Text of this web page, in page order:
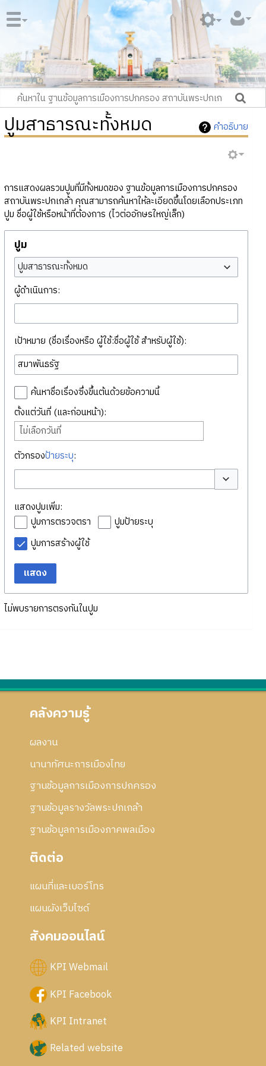
คำอธิบาย
ปูมสาธารณะทั้งหมด
การแสดงผลรวมปูมที่มีทั้งหมดของ ฐานข้อมูลการเมืองการปกครอง
สถาบันพระปกเกล้า คุณสามารถค้นหาให้ละเอียดขึ้นโดยเลือกประเภท
ปูม ชื่อผู้ใช้หรือหน้าที่ต้องการ (ไวต่ออักษรใหญ่เล็ก)
ปูม
ปูมสาธารณะทั้งหมด
ผู้ดำเนินการ:
เป้าหมาย (ชื่อเรื่องหรือ ผู้ใช้:ชื่อผู้ใช้ สำหรับผู้ใช้):
ค้นหาชื่อเรื่องซึ่งขึ้นต้นด้วยข้อความนี้
ตั้งแต่วันที่ (และก่อนหน้า):
ไม่เลือกวันที่
ตัวกรองป้ายระบุ:
สลับตัวเลือก
แสดงปูมเพิ่ม:
ปูมการตรวจตรา
ปูมป้ายระบุ
ปูมการสร้างผู้ใช้
แสดง
ไม่พบรายการตรงกันในปูม
คลังความรู้
ผลงาน
นานาทัศนะการเมืองไทย
ฐานข้อมูลการเมืองการปกครอง
ฐานข้อมูลรางวัลพระปกเกล้า
ฐานข้อมูลการเมืองภาคพลเมือง
ติดต่อ
แผนที่และเบอร์โทร
แผนผังเว็บไซด์
สังคมออนไลน์
KPI Webmail
KPI Facebook
KPI Intranet
Related website